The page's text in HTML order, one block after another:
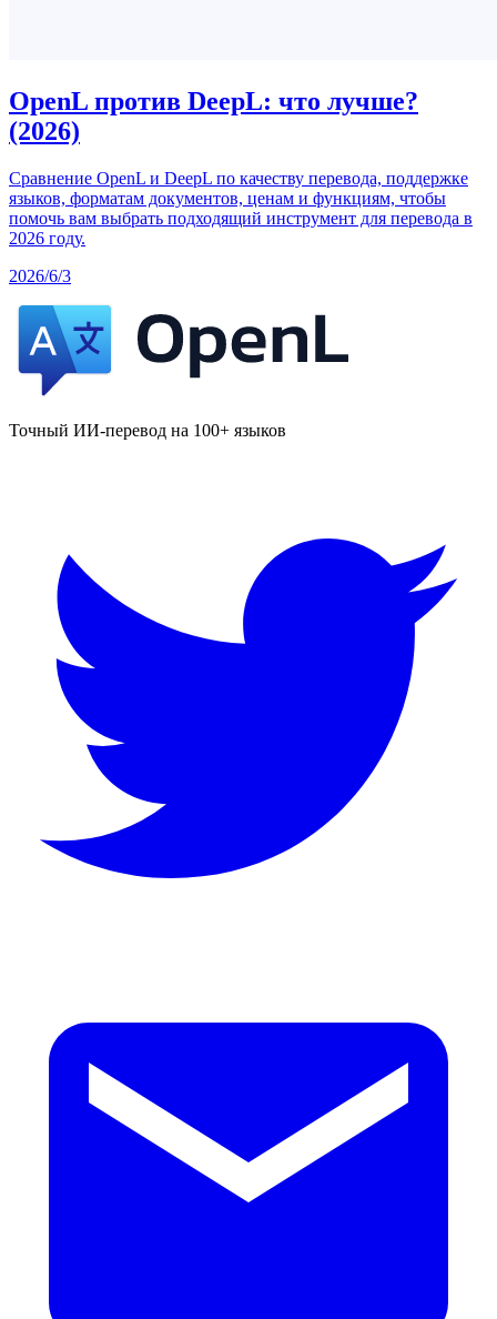
OpenL против DeepL: что лучше?
(2026)
Сравнение OpenL и DeepL по качеству перевода, поддержке
языков, форматам документов, ценам и функциям, чтобы
помочь вам выбрать подходящий инструмент для перевода в
2026 году.
2026/6/3
Точный ИИ-перевод на 100+ языков